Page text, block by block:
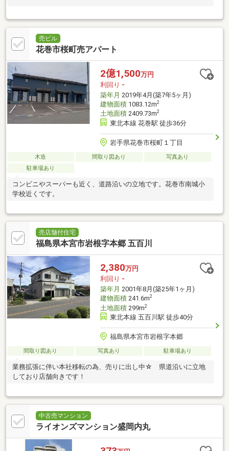
売ビル
花巻市桜町売アパート
2億1,500万円
利回り -
築年月 2019年4月(築7年5ヶ月)
建物面積1083.12m2
土地面積2409.73m2
東北本線 花巻駅 徒歩36分
岩手県花巻市桜町１丁目
木造 間取り図あり
写真あり
駐車場あり
コンビニやスーパーも近く、道路沿いの立地です。花巻市南城小
学校近くです。
売店舗付住宅
福島県本宮市岩根字本郷 五百川
2,380万円
利回り -
築年月 2001年8月(築25年1ヶ月)
建物面積241.6m2
土地面積299m2
東北本線 五百川駅 徒歩40分
福島県本宮市岩根字本郷
間取り図あり 写真あり 駐車場あり
業務拡張に伴い本社移転の為、売りに出し中☆ 県道沿いに立地
しており店舗向きです！
中古売マンション
ライオンズマンション盛岡内丸